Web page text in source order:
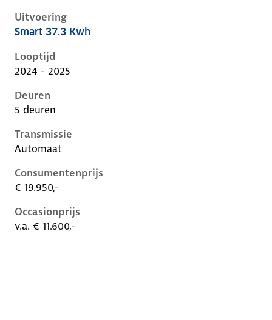
Uitvoering
Leapmotor T03 i, 37.3 kwh, 70 kW, Elektrisch, 5
Smart 37.3 Kwh
Looptijd
2024 - 2025
Deuren
5 deuren
Transmissie
Automaat
Consumentenprijs
€ 19.950,-
Occasionprijs
v.a. € 11.600,-